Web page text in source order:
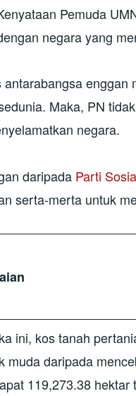
Pemuda
negara yang
Maka, PN
negara.
daripada Parti
serta-merta untuk
ini, kos tanah
muda daripada
119,273.38 hektar